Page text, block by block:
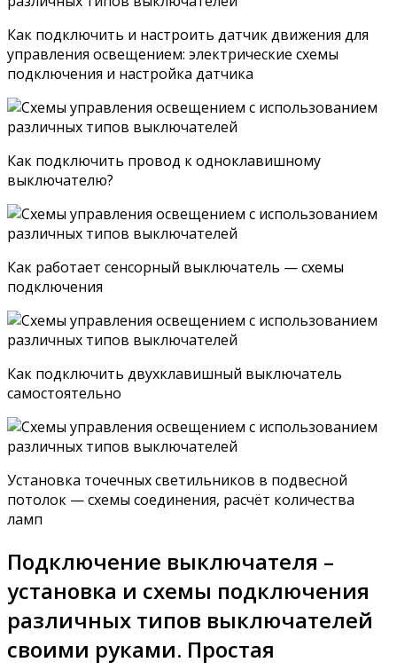
Как подключить и настроить датчик движения для
управления освещением: электрические схемы
подключения и настройка датчика
Как подключить провод к одноклавишному
выключателю?
Как работает сенсорный выключатель — схемы
подключения
Как подключить двухклавишный выключатель
самостоятельно
Установка точечных светильников в подвесной
потолок — схемы соединения, расчёт количества
ламп
Подключение выключателя –
установка и схемы подключения
различных типов выключателей
своими руками. Простая